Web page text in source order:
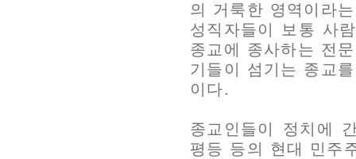
의 거룩한 영역이라
성직자들이 보통 사
종교에 종사하는 전
기들이 섬기는 종교
이다.
종교인들이 정치에
평등 등의 현대 민주